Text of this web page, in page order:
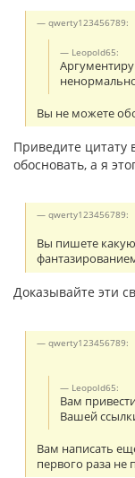
qwerty123456789:
Leopold65:
Вы не можете
Приведите цитату
обосновать, а я
qwerty123456789:
Вы пишете
Доказывайте эти
qwerty123456789:
Leopold65:
Вам
Вашей
Вам написать
первого раза не